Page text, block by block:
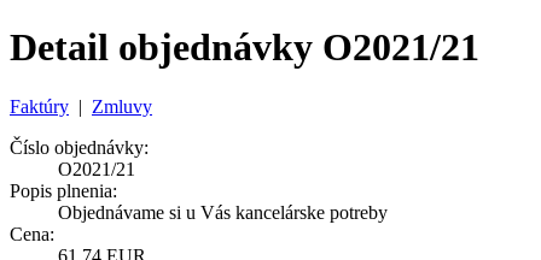
Detail objednávky O2021/21
Faktúry | Zmluvy
Číslo objednávky:
O2021/21
Popis plnenia:
Objednávame si u Vás kancelárske potreby
Cena:
61,74 EUR